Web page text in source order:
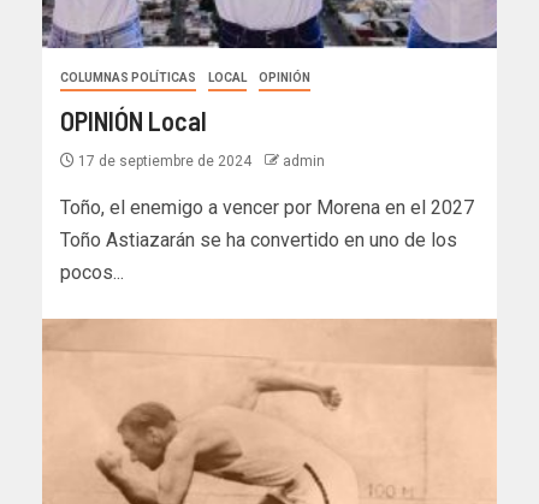
COLUMNAS POLÍTICAS LOCAL OPINIÓN
OPINIÓN Local
17 de septiembre de 2024 admin
Toño, el enemigo a vencer por Morena en el 2027
Toño Astiazarán se ha convertido en uno de los
pocos...